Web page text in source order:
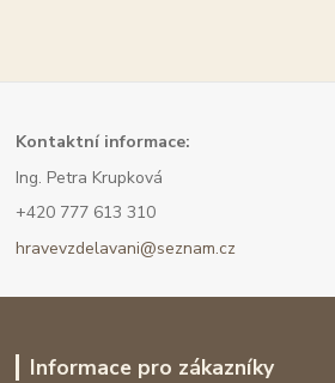
Kontaktní informace:
Ing. Petra Krupková
+420 777 613 310
hravevzdelavani@seznam.cz
Informace pro zákazníky